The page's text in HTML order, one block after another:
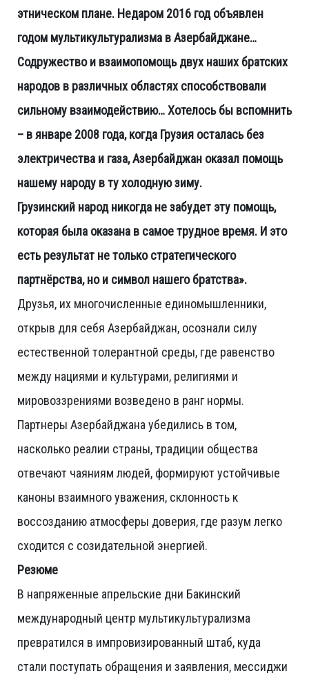
этническом плане. Недаром 2016 год объявлен
годом мультикультурализма в Азербайджане…
Содружество и взаимопомощь двух наших братских
народов в различных областях способствовали
сильному взаимодействию… Хотелось бы вспомнить
– в январе 2008 года, когда Грузия осталась без
электричества и газа, Азербайджан оказал помощь
нашему народу в ту холодную зиму.
Грузинский народ никогда не забудет эту помощь,
которая была оказана в самое трудное время. И это
есть результат не только стратегического
партнёрства, но и символ нашего братства».
Друзья, их многочисленные единомышленники,
открыв для себя Азербайджан, осознали силу
естественной толерантной среды, где равенство
между нациями и культурами, религиями и
мировоззрениями возведено в ранг нормы.
Партнеры Азербайджана убедились в том,
насколько реалии страны, традиции общества
отвечают чаяниям людей, формируют устойчивые
каноны взаимного уважения, склонность к
воссозданию атмосферы доверия, где разум легко
сходится с созидательной энергией.
Резюме
В напряженные апрельские дни Бакинский
международный центр мультикультурализма
превратился в импровизированный штаб, куда
стали поступать обращения и заявления, мессиджи